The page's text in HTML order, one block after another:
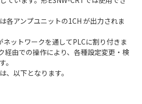
各アンプユニットの1CH が出力されま
ネットワークを通してPLCに割り付きま
経由での操作により、各種設定変更・検
。
、以下となります。